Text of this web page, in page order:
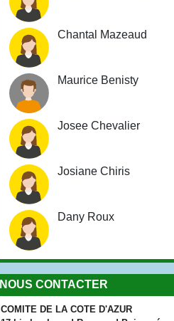
Chantal Mazeaud
Maurice Benisty
Josee Chevalier
Josiane Chiris
Dany Roux
NOUS CONTACTER
COMITE DE LA COTE D'AZUR